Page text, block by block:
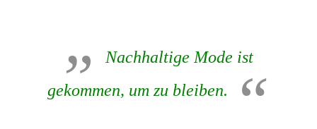
Nachhaltige Mode ist
gekommen, um zu bleiben.